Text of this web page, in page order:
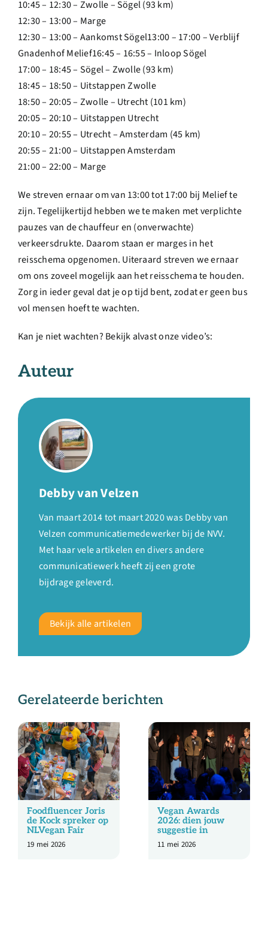
10:45 – 12:30 – Zwolle – Sögel (93 km)
12:30 – 13:00 – Marge
12:30 – 13:00 – Aankomst Sögel13:00 – 17:00 – Verblijf
Gnadenhof Melief16:45 – 16:55 – Inloop Sögel
17:00 – 18:45 – Sögel – Zwolle (93 km)
18:45 – 18:50 – Uitstappen Zwolle
18:50 – 20:05 – Zwolle – Utrecht (101 km)
20:05 – 20:10 – Uitstappen Utrecht
20:10 – 20:55 – Utrecht – Amsterdam (45 km)
20:55 – 21:00 – Uitstappen Amsterdam
21:00 – 22:00 – Marge
We streven ernaar om van 13:00 tot 17:00 bij Melief te
zijn. Tegelijkertijd hebben we te maken met verplichte
pauzes van de chauffeur en (onverwachte)
verkeersdrukte. Daarom staan er marges in het
reisschema opgenomen. Uiteraard streven we ernaar
om ons zoveel mogelijk aan het reisschema te houden.
Zorg in ieder geval dat je op tijd bent, zodat er geen bus
vol mensen hoeft te wachten.
Kan je niet wachten? Bekijk alvast onze video’s:
Auteur
Debby van Velzen
Van maart 2014 tot maart 2020 was Debby van
Velzen communicatiemedewerker bij de NVV.
Met haar vele artikelen en divers andere
communicatiewerk heeft zij een grote
bijdrage geleverd.
Bekijk alle artikelen
Gerelateerde berichten
Foodfluencer Joris
de Kock spreker op
NLVegan Fair
19 mei 2026
Vegan Awards
2026: dien jouw
suggestie in
11 mei 2026